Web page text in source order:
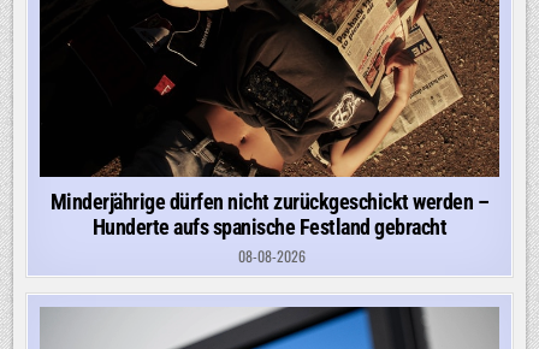
Minderjährige dürfen nicht zurückgeschickt werden –
Hunderte aufs spanische Festland gebracht
08-08-2026